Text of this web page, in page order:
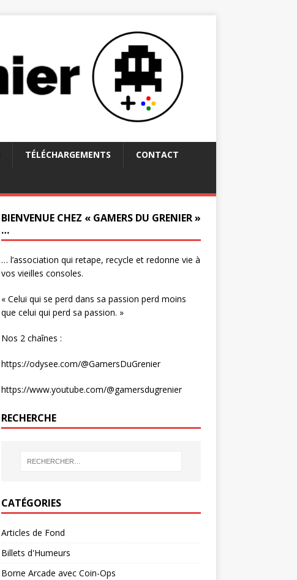
TÉLÉCHARGEMENTS CONTACT
BIENVENUE CHEZ « GAMERS DU GRENIER »
…
… l’association qui retape, recycle et redonne vie à
vos vieilles consoles.
« Celui qui se perd dans sa passion perd moins
que celui qui perd sa passion. »
Nos 2 chaînes :
https://odysee.com/@GamersDuGrenier
https://www.youtube.com/@gamersdugrenier
RECHERCHE
CATÉGORIES
Articles de Fond
Billets d'Humeurs
Borne Arcade avec Coin-Ops